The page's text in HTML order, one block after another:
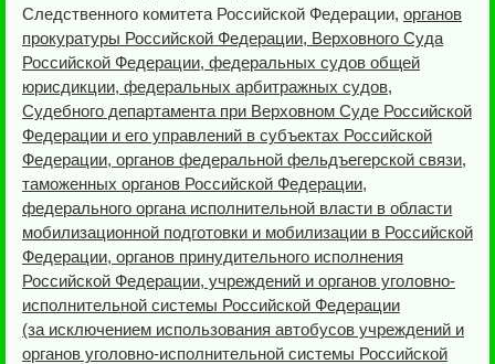
Следственного комитета Российской Федерации, органов
прокуратуры Российской Федерации, Верховного Суда
Российской Федерации, федеральных судов общей
юрисдикции, федеральных арбитражных судов,
Судебного департамента при Верховном Суде Российской
Федерации и его управлений в субъектах Российской
Федерации, органов федеральной фельдъегерской связи,
таможенных органов Российской Федерации,
федерального органа исполнительной власти в области
мобилизационной подготовки и мобилизации в Российской
Федерации, органов принудительного исполнения
Российской Федерации, учреждений и органов уголовно-
исполнительной системы Российской Федерации
(за исключением использования автобусов учреждений и
органов уголовно-исполнительной системы Российской